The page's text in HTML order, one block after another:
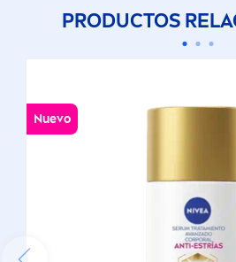
PRODUCTOS
Nuevo